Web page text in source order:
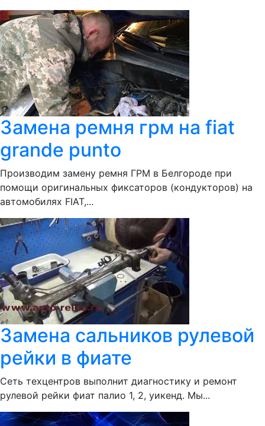
Замена ремня грм на fiat
grande punto
Производим замену ремня ГРМ в Белгороде при
помощи оригинальных фиксаторов (кондукторов) на
автомобилях FIAT,...
Замена сальников рулевой
рейки в фиате
Сеть техцентров выполнит диагностику и ремонт
рулевой рейки фиат палио 1, 2, уикенд. Мы...